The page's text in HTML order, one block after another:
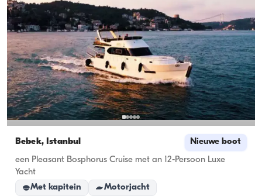
Bebek, İstanbul Nieuwe boot
een Pleasant Bosphorus Cruise met an 12-Persoon Luxe
Yacht
Met kapitein
Motorjacht